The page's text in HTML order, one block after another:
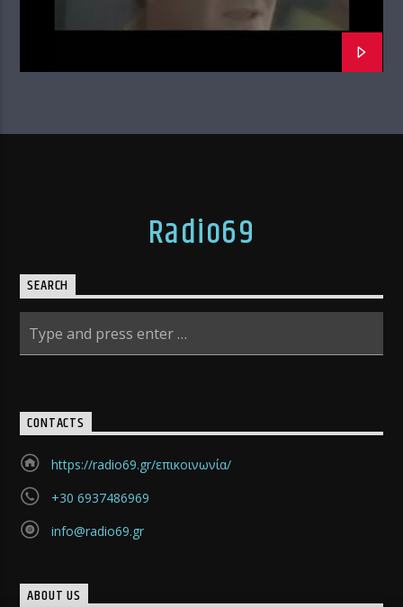
Radio69
SEARCH
CONTACTS
https://radio69.gr/επικοινωνία/
+30 6937486969
info@radio69.gr
ABOUT US